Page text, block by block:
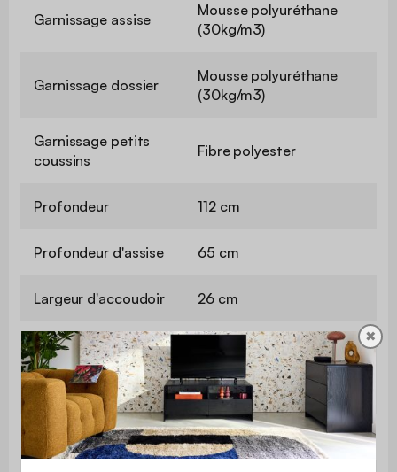
Garnissage assise
Mousse polyuréthane
(30kg/m3)
Garnissage dossier
Mousse polyuréthane
(30kg/m3)
Garnissage petits
coussins
Fibre polyester
Profondeur 112 cm
Profondeur d'assise 65 cm
Largeur d'accoudoir 26 cm
Confort de
l'assise
Equilibré
Convertible Oui
✖